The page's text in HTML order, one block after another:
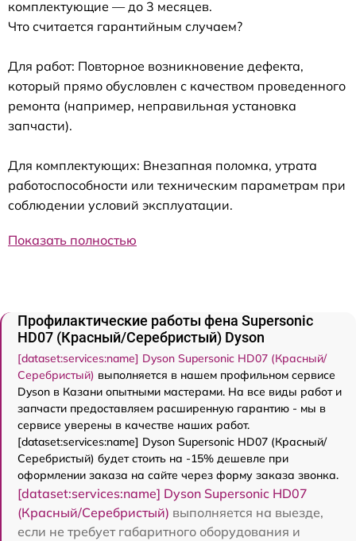
комплектующие — до 3 месяцев.
Что считается гарантийным случаем?
Для работ: Повторное возникновение дефекта,
который прямо обусловлен с качеством проведенного
ремонта (например, неправильная установка
запчасти).
Для комплектующих: Внезапная поломка, утрата
работоспособности или техническим параметрам при
соблюдении условий эксплуатации.
Показать полностью
Профилактические работы фена Supersonic
HD07 (Красный/Серебристый) Dyson
[dataset:services:name] Dyson Supersonic HD07 (Красный/
Серебристый) выполняется в нашем профильном сервисе
Dyson в Казани опытными мастерами. На все виды работ и
запчасти предоставляем расширенную гарантию - мы в
сервисе уверены в качестве наших работ.
[dataset:services:name] Dyson Supersonic HD07 (Красный/
Серебристый) будет стоить на -15% дешевле при
оформлении заказа на сайте через форму заказа звонка.
[dataset:services:name] Dyson Supersonic HD07
(Красный/Серебристый) выполняется на выезде,
если не требует габаритного оборудования и